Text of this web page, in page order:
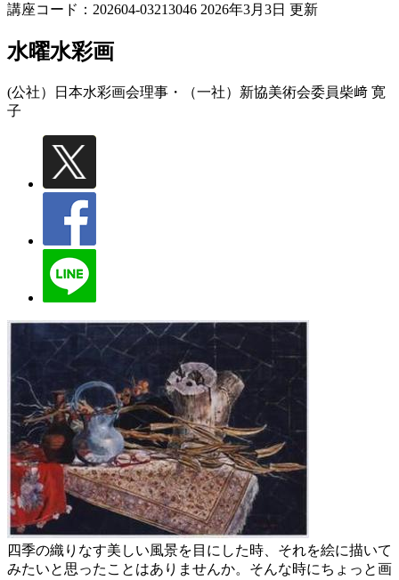
講座コード：202604-03213046 2026年3月3日 更新
水曜水彩画
(公社）日本水彩画会理事・（一社）新協美術会委員柴﨑 寛
子
四季の織りなす美しい風景を目にした時、それを絵に描いて
みたいと思ったことはありませんか。そんな時にちょっと画